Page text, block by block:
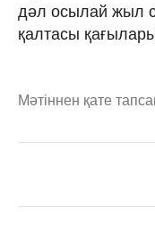
дәл осылай жыл
қалтасы
Мәтіннен қате